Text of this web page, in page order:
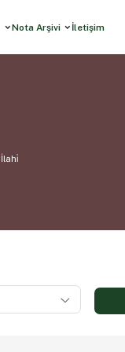
Nota Arşivi İletişim
İlahi̇